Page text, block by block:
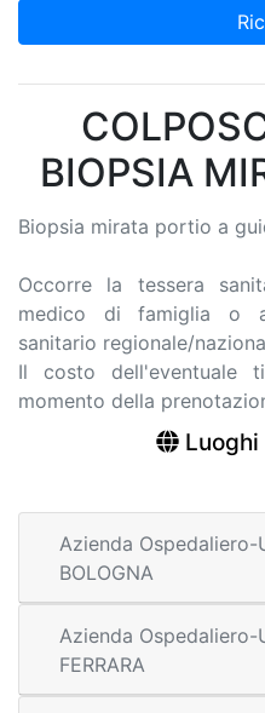
BIOPSIA
Biopsia mirata portio a
Occorre la tessera
medico di famiglia o
sanitario regionale/
Il costo dell'eventuale
momento della
Luoghi
Azienda
BOLOGNA
Azienda
FERRARA